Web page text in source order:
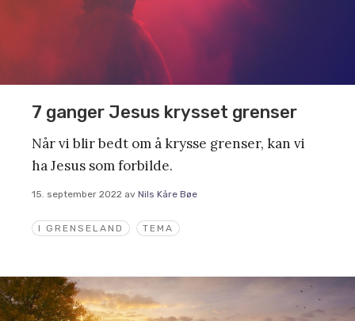
I GRENSELAND TEMA
7 ganger Jesus krysset grenser
Når vi blir bedt om å krysse grenser, kan vi
ha Jesus som forbilde.
15. september 2022 av Nils Kåre Bøe